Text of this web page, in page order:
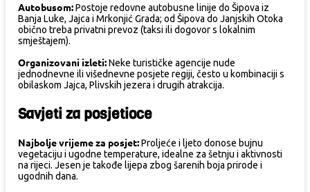
Autobusom:Postoje redovne autobusne linije do Šipova iz
Banja Luke, Jajca i Mrkonjić Grada; od Šipova do Janjskih Otoka
obično treba privatni prevoz (taksi ili dogovor s lokalnim
smještajem).
Organizovani izleti:Neke turističke agencije nude
jednodnevne ili višednevne posjete regiji, često u kombinaciji s
obilaskom Jajca, Plivskih jezera i drugih atrakcija.
Savjeti za posjetioce
Najbolje vrijeme za posjet:Proljeće i ljeto donose bujnu
vegetaciju i ugodne temperature, idealne za šetnju i aktivnosti
na rijeci. Jesen je takođe lijepa zbog šarenih boja prirode i
ugodnih dana.